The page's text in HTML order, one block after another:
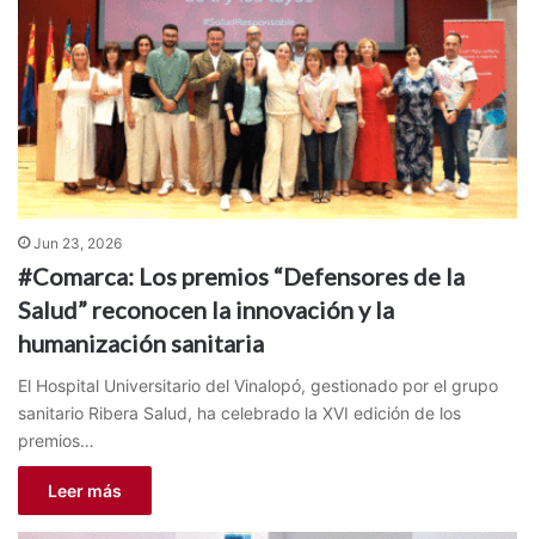
Jun 23, 2026
#Comarca: Los premios “Defensores de la
Salud” reconocen la innovación y la
humanización sanitaria
El Hospital Universitario del Vinalopó, gestionado por el grupo
sanitario Ribera Salud, ha celebrado la XVI edición de los
premios…
Leer más